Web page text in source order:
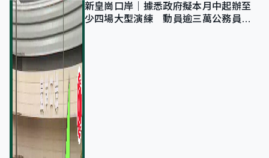
新皇崗口岸｜據悉政府擬本月中起辦至
少四場大型演練 動員逾三萬公務員人